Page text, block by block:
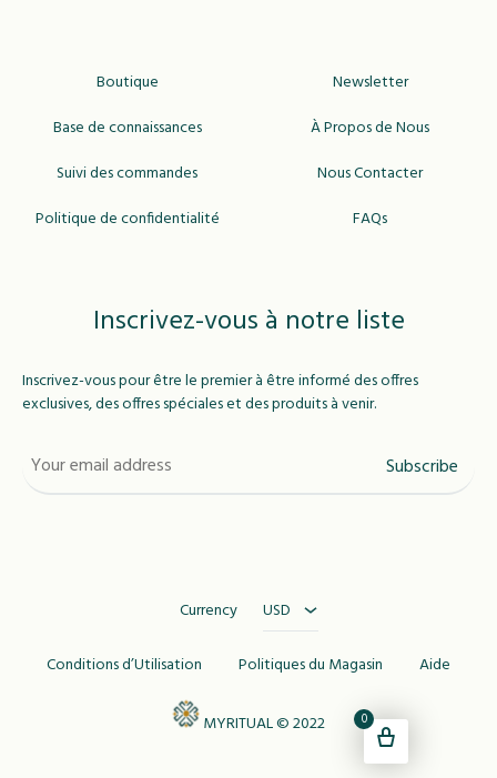
Boutique
Base de connaissances
Suivi des commandes
Politique de confidentialité
Newsletter
À Propos de Nous
Nous Contacter
FAQs
Inscrivez-vous à notre liste
Inscrivez-vous pour être le premier à être informé des offres
exclusives, des offres spéciales et des produits à venir.
MYRITUAL © 2022
Currency USD
Conditions d’Utilisation Politiques du Magasin Aide
0